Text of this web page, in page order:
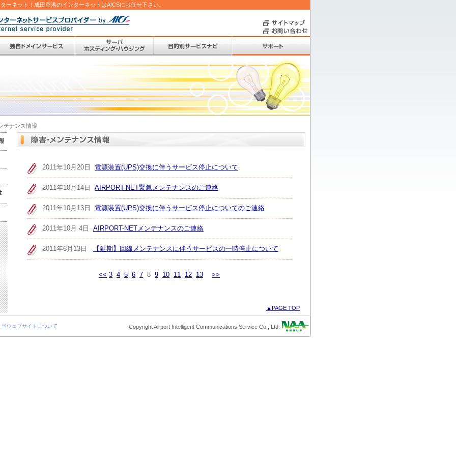
ーネット！成田空港のインターネットはAICSにお任せ下さい。
テナンス情報
2011年10月20日 電源装置(UPS)交換に伴うサービス停止について
2011年10月14日 AIRPORT-NET緊急メンテナンスのご連絡
2011年10月13日 電源装置(UPS)交換に伴うサービス停止についてのご連絡
2011年10月 4日 AIRPORT-NETメンテナンスのご連絡
2011年6月13日 【延期】回線メンテナンスに伴うサービスの一時停止について
<< 3 4 5 6 7 8 9 10 11 12 13 >>
▲PAGE TOP
当ウェブサイトについて Copyright Airport Intelligent Communications Service Co., Ltd.